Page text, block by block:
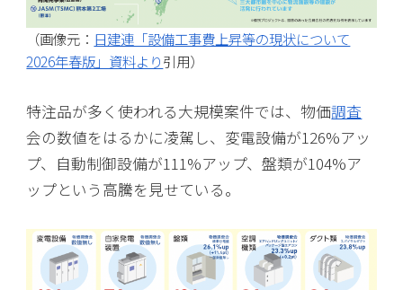
（画像元： 日建連「設備工事費上昇等の現状について
2026年春版」資料より引用）
特注品が多く使われる大規模案件では、物価調査
会の数値をはるかに凌駕し、変電設備が126%アッ
プ、自動制御設備が111%アップ、盤類が104%ア
ップという高騰を見せている。